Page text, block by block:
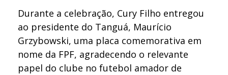
Durante a celebração, Cury Filho entregou
ao presidente do Tanguá, Maurício
Grzybowski, uma placa comemorativa em
nome da FPF, agradecendo o relevante
papel do clube no futebol amador de